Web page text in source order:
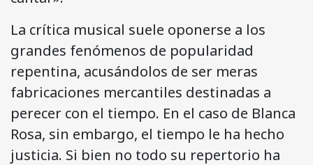
La crítica musical suele oponerse a los
grandes fenómenos de popularidad
repentina, acusándolos de ser meras
fabricaciones mercantiles destinadas a
perecer con el tiempo. En el caso de Blanca
Rosa, sin embargo, el tiempo le ha hecho
justicia. Si bien no todo su repertorio ha